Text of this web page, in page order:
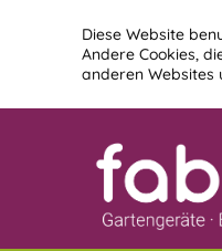
Diese Website
Andere Cookies,
anderen Websites